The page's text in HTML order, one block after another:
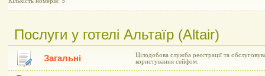
Послуги у готелі Альтаїр (Altair)
Загальні
Цілодобова служба реєстрації та
користування сейфом.